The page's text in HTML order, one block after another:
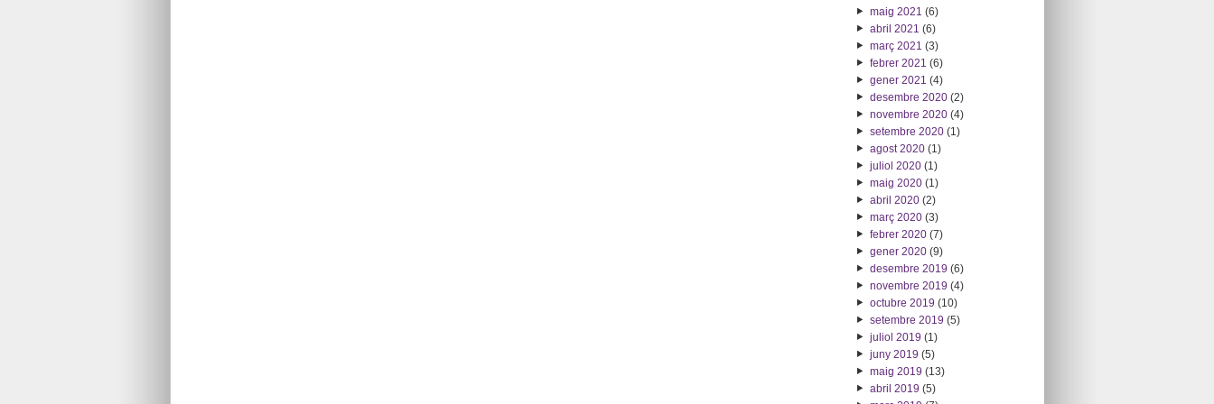
maig 2021 (6)
abril 2021 (6)
març 2021 (3)
febrer 2021 (6)
gener 2021 (4)
desembre 2020(2)
novembre 2020(4)
setembre 2020(1)
agost 2020(1)
juliol 2020(1)
maig 2020(1)
abril 2020(2)
març 2020(3)
febrer 2020(7)
gener 2020(9)
desembre 2019 (6)
novembre 2019 (4)
octubre 2019 (10)
setembre 2019 (5)
juliol 2019 (1)
juny 2019 (5)
maig 2019 (13)
abril 2019 (5)